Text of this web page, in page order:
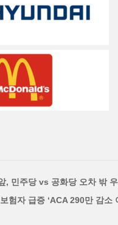
, 민주당 vs 공화당 오차 밖
험자 급증 ‘ACA 290만 감소